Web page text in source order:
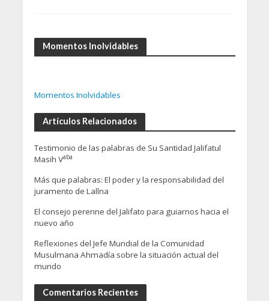
Momentos Inolvidables
Momentos Inolvidables
Artículos Relacionados
Testimonio de las palabras de Su Santidad Jalifatul
Masih Vaba
Más que palabras: El poder y la responsabilidad del
juramento de Lallna
El consejo perenne del Jalifato para guiarnos hacia el
nuevo año
Reflexiones del Jefe Mundial de la Comunidad
Musulmana Ahmadía sobre la situación actual del
mundo
Comentarios Recientes